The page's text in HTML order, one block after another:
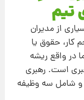
تیم
از مدیران
کار، حقوق یا
در واقع ریشه
است. رهبری
و شامل سه وظیفه